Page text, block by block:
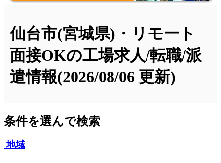
仙台市(宮城県)・リモート
面接OKの工場求人/転職/派
遣情報(2026/08/06 更新)
条件を選んで検索
地域